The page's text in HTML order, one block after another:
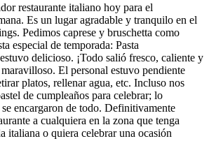
restaurante italiano hoy para el
Es un lugar agradable y tranquilo en el
Pedimos caprese y bruschetta como
especial de temporada: Pasta
delicioso. ¡Todo salió fresco, caliente y
El personal estuvo pendiente
platos, rellenar agua, etc. Incluso nos
de cumpleaños para celebrar; lo
encargaron de todo. Definitivamente
a cualquiera en la zona que tenga
italiana o quiera celebrar una ocasión